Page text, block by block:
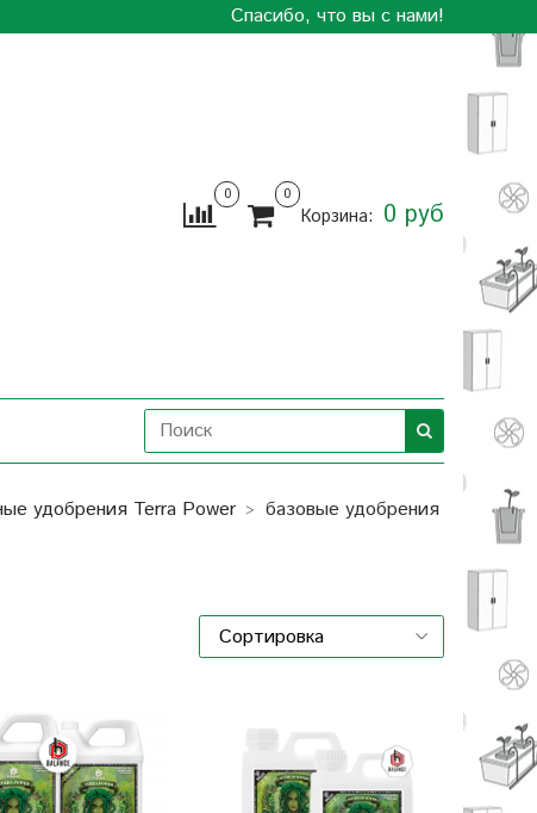
Спасибо, что вы с нами!
0 0
Корзина: 0 руб
удобрения Terra Power базовые удобрения